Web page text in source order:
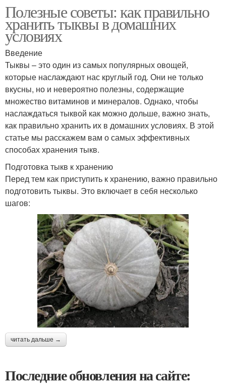
Полезные советы: как правильно
хранить тыквы в домашних
условиях
Введение
Тыквы – это один из самых популярных овощей,
которые наслаждают нас круглый год. Они не только
вкусны, но и невероятно полезны, содержащие
множество витаминов и минералов. Однако, чтобы
наслаждаться тыквой как можно дольше, важно знать,
как правильно хранить их в домашних условиях. В этой
статье мы расскажем вам о самых эффективных
способах хранения тыкв.
Подготовка тыкв к хранению
Перед тем как приступить к хранению, важно правильно
подготовить тыквы. Это включает в себя несколько
шагов:
читать дальше →
Последние обновления на сайте: